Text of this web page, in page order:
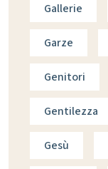
Gallerie
Garze
Genitori
Gentilezza
Gesù